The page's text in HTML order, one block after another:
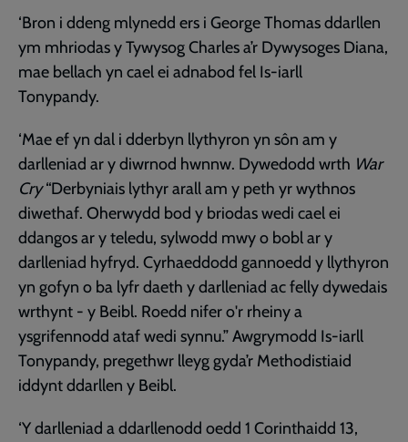
‘Bron i ddeng mlynedd ers i George Thomas ddarllen
ym mhriodas y Tywysog Charles a’r Dywysoges Diana,
mae bellach yn cael ei adnabod fel Is-iarll
Tonypandy.
‘Mae ef yn dal i dderbyn llythyron yn sôn am y
darlleniad ar y diwrnod hwnnw. Dywedodd wrth War
Cry“Derbyniais lythyr arall am y peth yr wythnos
diwethaf. Oherwydd bod y briodas wedi cael ei
ddangos ar y teledu, sylwodd mwy o bobl ar y
darlleniad hyfryd. Cyrhaeddodd gannoedd y llythyron
yn gofyn o ba lyfr daeth y darlleniad ac felly dywedais
wrthynt - y Beibl. Roedd nifer o'r rheiny a
ysgrifennodd ataf wedi synnu.” Awgrymodd Is-iarll
Tonypandy, pregethwr lleyg gyda’r Methodistiaid
iddynt ddarllen y Beibl.
‘Y darlleniad a ddarllenodd oedd 1 Corinthaidd 13,